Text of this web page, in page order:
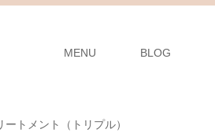
MENU
BLOG
トメント（トリプル）